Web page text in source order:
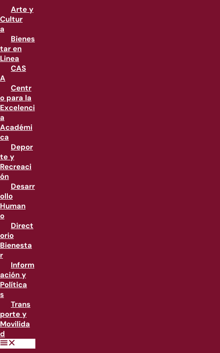
Arte y
Cultur
a
Bienes
tar en
Linea
CAS
A
Centr
o para la
Excelenci
a
Académi
ca
Depor
te y
Recreaci
ón
Desarr
ollo
Human
o
Direct
orio
Bienesta
r
Inform
ación y
Política
s
Trans
porte y
Movilida
d